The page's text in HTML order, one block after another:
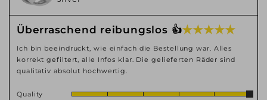
Überraschend reibungslos 👍★ ★ ★ ★ ★
Ich bin beeindruckt, wie einfach die Bestellung war. Alles
korrekt gefiltert, alle Infos klar. Die gelieferten Räder sind
qualitativ absolut hochwertig.
Quality